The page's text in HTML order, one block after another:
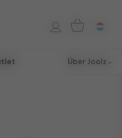
Über Joolz